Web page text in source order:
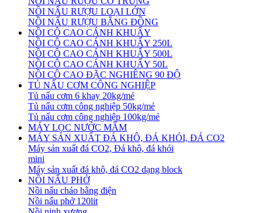
NỒI NẤU RƯỢU LOẠI LỚN
NỒI NẤU RƯỢU BẰNG ĐỒNG
NỒI CÔ CAO CÁNH KHUẤY
NỒI CÔ CAO CÁNH KHUẤY 250L
NỒI CÔ CAO CÁNH KHUẤY 500L
NỒI CÔ CAO CÁNH KHUẤY 50L
NỒI CÔ CAO ĐẶC NGHIÊNG 90 ĐỘ
TỦ NẤU CƠM CÔNG NGHIỆP
Tủ nấu cơm 6 khay 20kg/mẻ
Tủ nấu cơm công nghiệp 50kg/mẻ
Tủ nấu cơm công nghiệp 100kg/mẻ
MÁY LỌC NƯỚC MẮM
MÁY SẢN XUẤT ĐÁ KHÔ, ĐÁ KHÓI, ĐÁ CO2
Máy sản xuất đá CO2, Đá khô, đá khói
mini
Máy sản xuất đá khô, đá CO2 dạng block
NỒI NẤU PHỞ
Nồi nấu cháo bằng điện
Nồi nấu phở 120lit